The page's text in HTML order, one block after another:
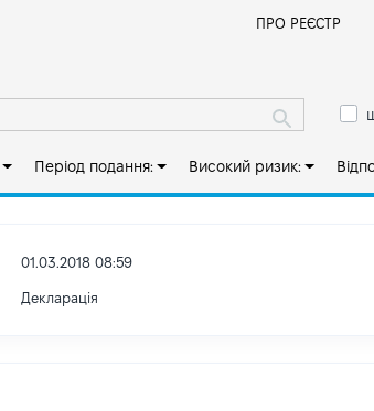
ПРО РЕЄСТР
Період подання: Високий ризик:
01.03.2018 08:59
Декларація